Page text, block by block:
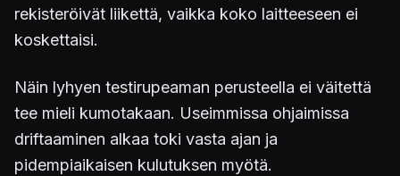
rekisteröivät liikettä, vaikka koko laitteeseen ei
koskettaisi.
Näin lyhyen testirupeaman perusteella ei väitettä
tee mieli kumotakaan. Useimmissa ohjaimissa
driftaaminen alkaa toki vasta ajan ja
pidempiaikaisen kulutuksen myötä.